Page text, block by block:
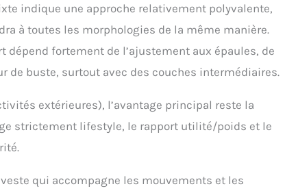
indique une approche relativement polyvalente,
à toutes les morphologies de la même manière.
fortement de l’ajustement aux épaules, de
de buste, surtout avec des couches intermédiaires.
extérieures), l’avantage principal reste la
strictement lifestyle, le rapport utilité/poids et le
qui accompagne les mouvements et les